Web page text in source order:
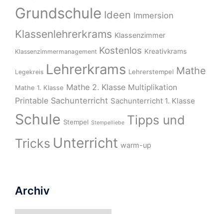
Grundschule Ideen Immersion
Klassenlehrerkrams Klassenzimmer
Klassenzimmermanagement Kostenlos Kreativkrams
Legekreis Lehrerkrams Lehrerstempel Mathe
Mathe 1. Klasse Mathe 2. Klasse Multiplikation
Printable Sachunterricht Sachunterricht 1. Klasse
Schule Stempel Stempelliebe Tipps und
Tricks Unterricht warm-up
Archiv